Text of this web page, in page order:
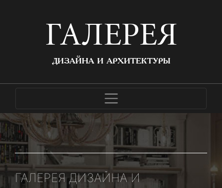
ГАЛЕРЕЯ
ДИЗАЙНА И АРХИТЕКТУРЫ
ГАЛЕРЕЯ ДИЗАЙНА И